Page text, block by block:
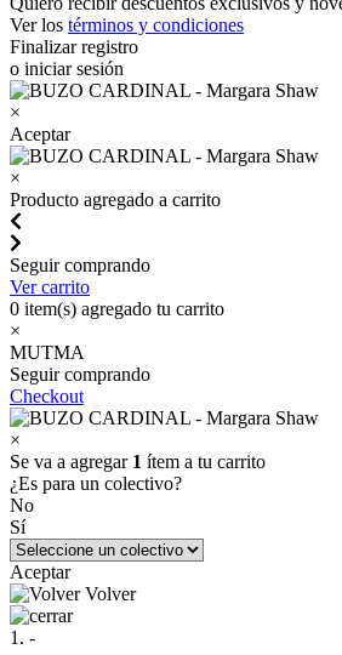
Ver los términos y condiciones
Finalizar registro
o iniciar sesión
×
Aceptar
×
Producto agregado a carrito
Seguir comprando
Ver carrito
0 item(s) agregado tu carrito
×
MUTMA
Seguir comprando
Checkout
×
Se va a agregar 1 ítem a tu carrito
¿Es para un colectivo?
No
Sí
Aceptar
Volver
1. -